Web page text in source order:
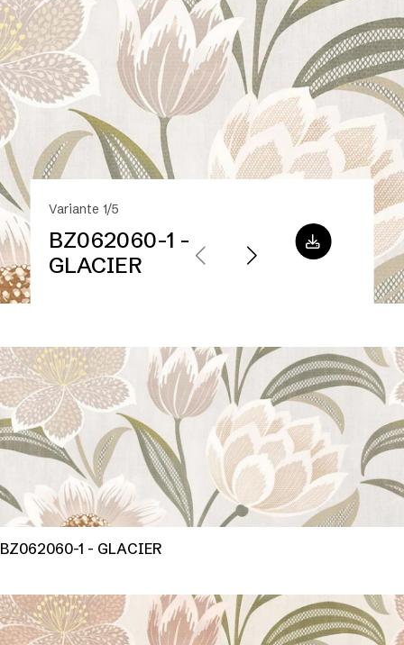
Variante 1/5
BZ062060-1 -
GLACIER
BZ062060-1 - GLACIER